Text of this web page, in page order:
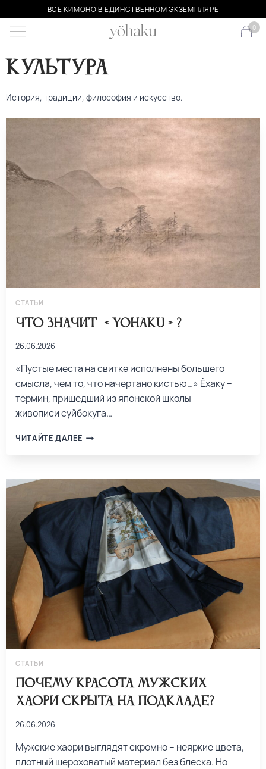
ВСЕ КИМОНО В ЕДИНСТВЕННОМ ЭКЗЕМПЛЯРЕ
0
культура
История, традиции, философия и искусство.
СТАТЬИ
Что значит «Yohaku»?
26.06.2026
«Пустые места на свитке исполнены большего
смысла, чем то, что начертано кистью…» Ёхаку –
термин, пришедший из японской школы
живописи суйбокуга…
ЧИТАЙТЕ ДАЛЕЕ
СТАТЬИ
Почему красота мужских
хаори скрыта на подкладе?
26.06.2026
Мужские хаори выглядят скромно – неяркие цвета,
плотный шероховатый материал без блеска. Но